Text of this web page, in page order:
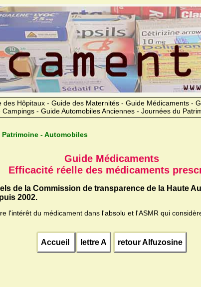
Hôpitaux - Guide des Maternités - Guide Médicaments -
- Guide Automobiles Anciennes - Journées du
Patrimoine - Automobiles
Guide Médicaments
Efficacité réelle des médicaments
de la Commission de transparence de la Haute
2002.
l'intérêt du médicament dans l'absolu et l'ASMR qui
Accueil lettre A retour Alfuzosine